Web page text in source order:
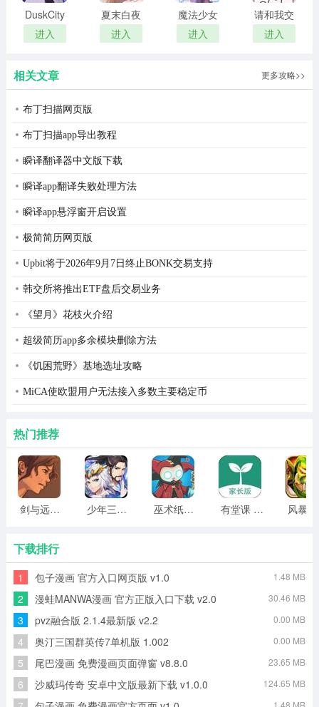
4、无论是分享喜悦还是深夜情绪低落，都能收到细腻有温
度的回复，告别机械模板话术。
1、在本站内下载安装ShineAI并打开，进入邮箱注册页
面，输入邮箱，输入验证码WDB9，验证登录账号。
DuskCity
汉化版
进入
夏末白夜
进入
魔法少女
露娜的灾
难 安卓移
进入
请和我交
往吧孙笑
川前辈
版
进入
相关文章 更多攻略>>
布丁扫描网页版
布丁扫描app导出教程
瞬译翻译器中文版下载
瞬译app翻译失败处理方法
瞬译app悬浮窗开启设置
极简简历网页版
Upbit将于2026年9月7日终止BONK交易支持
韩交所将推出ETF盘后交易业务
《望月》花枝火介绍
超级简历app多余模块删除方法
《饥困荒野》基地选址攻略
MiCA使欧盟用户无法接入多数主要稳定币
热门推荐
剑与远行人全角色版 vv1.14 少年三国志2无限元宝版最新版 vv5.3.9 巫术纸牌游戏 vv1.1.14 有堂课 v1.2.2
下载排行
1 包子漫画 官方入口网页版 v1.0 1.48 MB
2 漫蛙MANWA漫画 官方正版入口下载 v2.0 30.46 MB
3 pvz融合版 2.1.4最新版 v2.2 0.00 MB
4 奥汀三国群英传7单机版 1.002 0.00 MB
5 尾巴漫画 免费漫画页面弹窗 v8.8.0 23.65 MB
6 沙威玛传奇 安卓中文版最新下载 v1.0.0 124.65 MB
1.48 MB